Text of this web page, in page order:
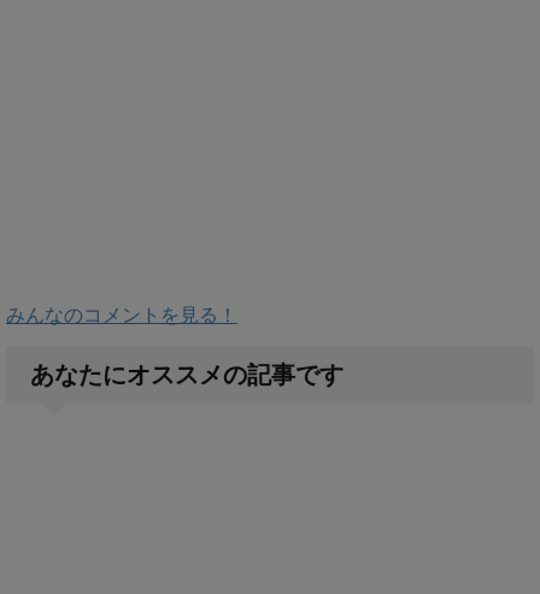
みんなのコメントを見る！
あなたにオススメの記事です